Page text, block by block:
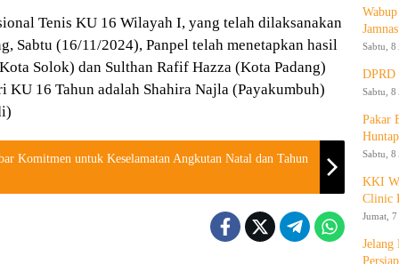
Tenis KU 16 Wilayah I, yang telah dilaksanakan
Sabtu (16/11/2024), Panpel telah menetapkan hasil
Solok) dan Sulthan Rafif Hazza (Kota Padang)
KU 16 Tahun adalah Shahira Najla (Payakumbuh)
Komitmen untuk Keselamatan Angkutan Natal dan Tahun
Sabtu, 8
DPRD
Sabtu, 8
Pakar
Sabtu, 8
KKI
Clinic
Jumat,
Jelang